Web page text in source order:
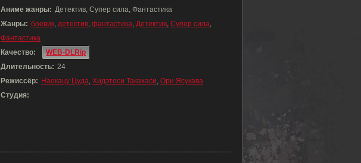
Аниме жанры: Детектив, Супер сила, Фантастика
Жанры: боевик, детектив, фантастика, Детектив, Супер сила,
Фантастика
Качество:
WEB-DLRip
Длительность: 24
Режиссёр: Наокацу Цуда, Хидэтоси Такахаси, Ори Ясукава
Студия: